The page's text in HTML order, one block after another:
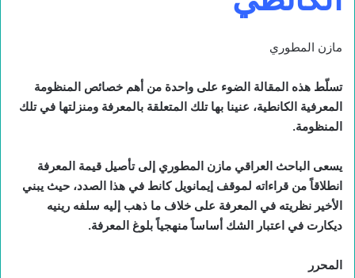
مازن المطوري
تسلّط هذه المقالة الضوء على واحدة من أهم خصائص المنظومة
المعرفية الكانطية، عنينا بها تلك المتعلقة بالمعرفة ومنزلتها في تلك
المنظومة.
يسعى الباحث العراقي مازن المطوري إلى تأصيل قيمة المعرفة
انطلاقاً من قراءاته لموقف إيمانويل كانط في هذا الصدد، حيث يبني
الأخير نظريته في المعرفة على خلاف ما ذهب إليه سلفه رينيه
ديكارت في اعتبار الشك أساساً منهجياً بلوغ المعرفة.
المحرر